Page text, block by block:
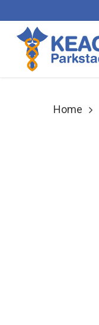
to
main
content
Home